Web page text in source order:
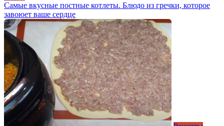
Самые вкусные постные котлеты. Блюдо из гречки, которое
завоюет ваше сердце